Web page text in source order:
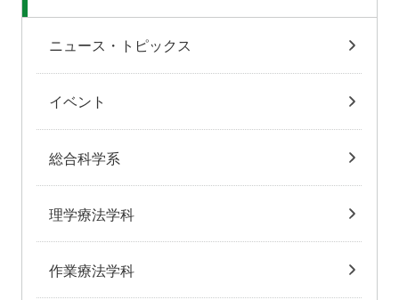
ニュース・トピックス
イベント
総合科学系
理学療法学科
作業療法学科